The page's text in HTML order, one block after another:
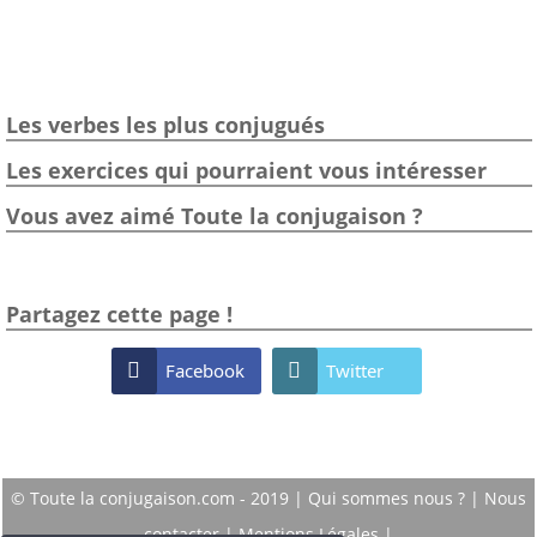
Les verbes les plus conjugués
Les exercices qui pourraient vous intéresser
Vous avez aimé Toute la conjugaison ?
Partagez cette page !
 Facebook  Twitter
© Toute la conjugaison.com - 2019 | Qui sommes nous ? | Nous